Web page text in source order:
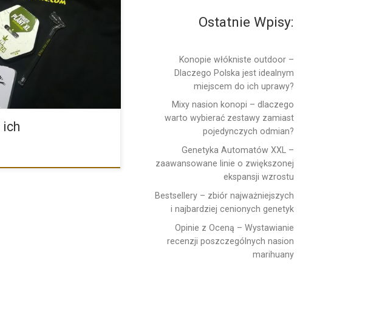
od tysięcy lat.
ich
Ostatnie Wpisy:
Konopie włókniste outdoor –
Dlaczego Polska jest idealnym
miejscem do ich uprawy?
Mixy nasion konopi – dlaczego
warto wybierać zestawy zamiast
pojedynczych odmian?
Genetyka Automatów XXL –
zaawansowane linie o zwiększonej
ekspansji wzrostu
Bestsellery – zbiór najważniejszych
i najbardziej cenionych genetyk
Opinie z Oceną – Wystawianie
recenzji poszczególnych nasion
marihuany